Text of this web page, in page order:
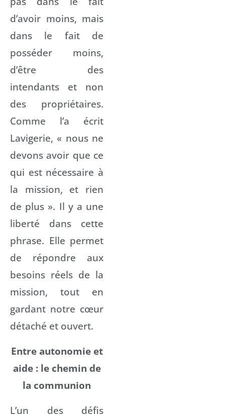
d’avoir moins, mais
dans le fait de
posséder moins,
d’être des
intendants et non
des propriétaires.
Comme l’a écrit
Lavigerie, « nous ne
devons avoir que ce
qui est nécessaire à
la mission, et rien
de plus ». Il y a une
liberté dans cette
phrase. Elle permet
de répondre aux
besoins réels de la
mission, tout en
gardant notre cœur
détaché et ouvert.
Entre autonomie et
aide : le chemin de
la communion
L’un des défis